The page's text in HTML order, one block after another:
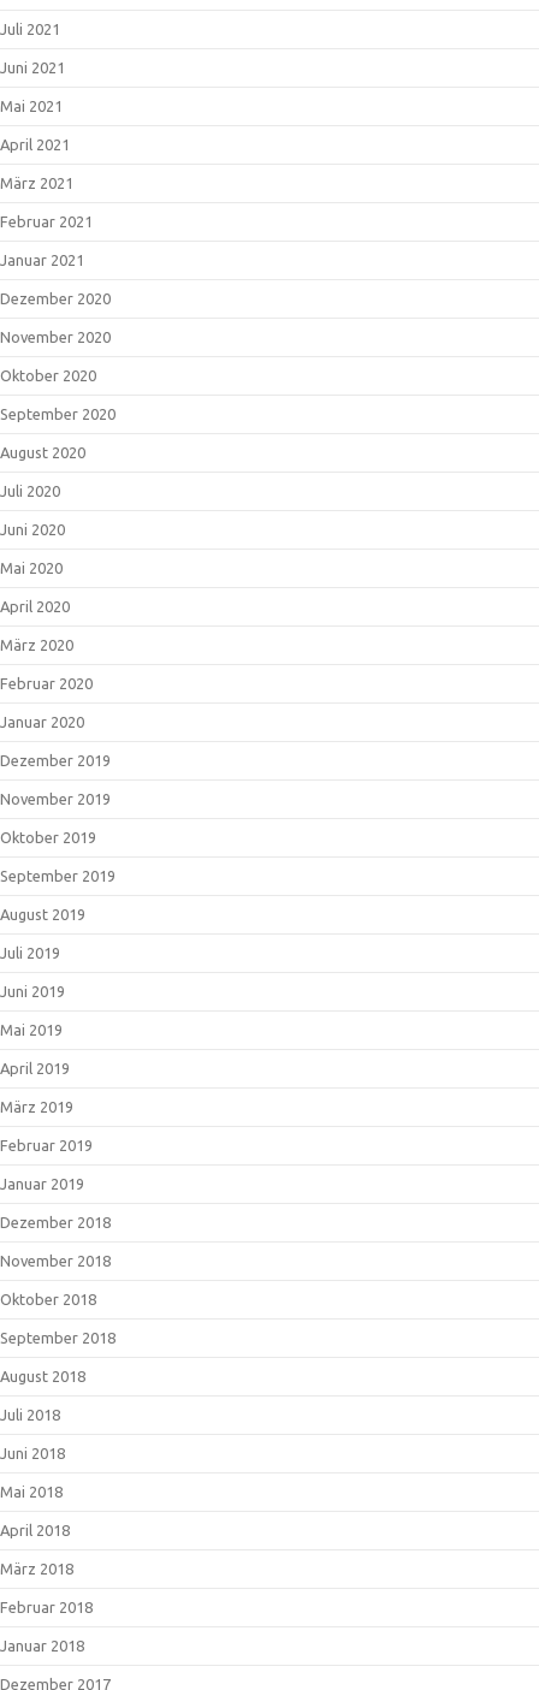
Juli 2021
Juni 2021
Mai 2021
April 2021
März 2021
Februar 2021
Januar 2021
Dezember 2020
November 2020
Oktober 2020
September 2020
August 2020
Juli 2020
Juni 2020
Mai 2020
April 2020
März 2020
Februar 2020
Januar 2020
Dezember 2019
November 2019
Oktober 2019
September 2019
August 2019
Juli 2019
Juni 2019
Mai 2019
April 2019
März 2019
Februar 2019
Januar 2019
Dezember 2018
November 2018
Oktober 2018
September 2018
August 2018
Juli 2018
Juni 2018
Mai 2018
April 2018
März 2018
Februar 2018
Januar 2018
Dezember 2017